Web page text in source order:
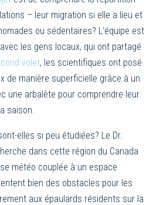
– leur migration si elle a lieu et
ou sédentaires? L’équipe est
les gens locaux, qui ont partagé
volet, les scientifiques ont posé
de manière superficielle grâce à un
une arbalète pour comprendre leur
saison.
elles si peu étudiées? Le Dr.
dans cette région du Canada
météo couplée à un espace
bien des obstacles pour les
aux épaulards résidents sur la